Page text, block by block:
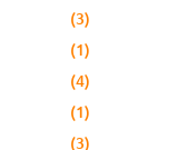
(3)
(1)
(4)
(1)
(3)